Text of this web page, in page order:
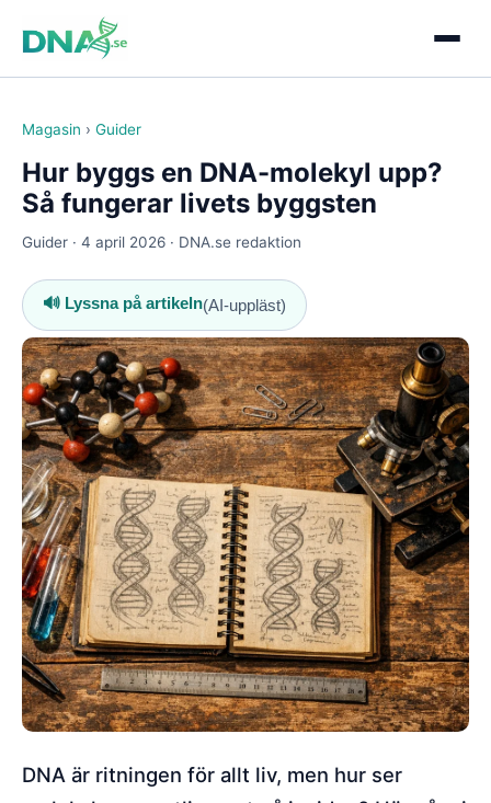
Magasin › Guider
Hur byggs en DNA-molekyl upp?
Så fungerar livets byggsten
Guider · 4 april 2026 · DNA.se redaktion
🔊 Lyssna på artikeln(AI-uppläst)
DNA är ritningen för allt liv, men hur ser